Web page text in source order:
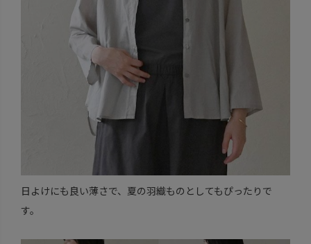
日よけにも良い薄さで、夏の羽織ものとしてもぴったりで
す。